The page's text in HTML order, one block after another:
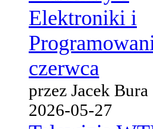
Elektroniki i
czerwca
przez Jacek Bura
2026-05-27